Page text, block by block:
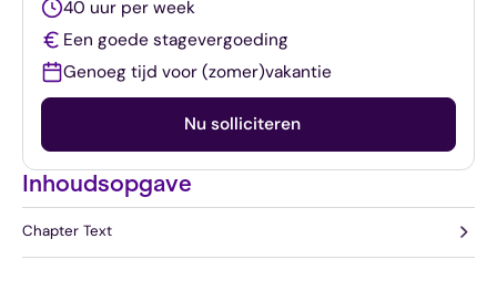
40 uur per week
Een goede stagevergoeding
Genoeg tijd voor (zomer)vakantie
Nu solliciteren
Inhoudsopgave
Chapter Text